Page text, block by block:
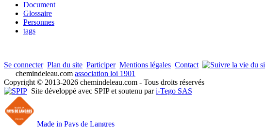
Document
Glossaire
Personnes
tags
Se connecter Plan du site Participer Mentions légales Contact
chemindeleau.com association loi 1901
Copyright © 2013-2026 chemindeleau.com - Tous droits réservés
Site développé avec SPIP et soutenu pari-Tego SAS
Made in Pays de Langres